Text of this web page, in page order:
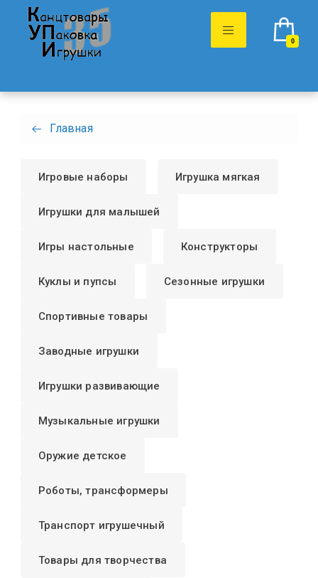
0
Главная
Игровые наборы Игрушка мягкая
Игрушки для малышей
Игры настольные Конструкторы
Куклы и пупсы Сезонные игрушки
Спортивные товары
Заводные игрушки
Игрушки развивающие
Музыкальные игрушки
Оружие детское
Роботы, трансформеры
Транспорт игрушечный
Товары для творчества